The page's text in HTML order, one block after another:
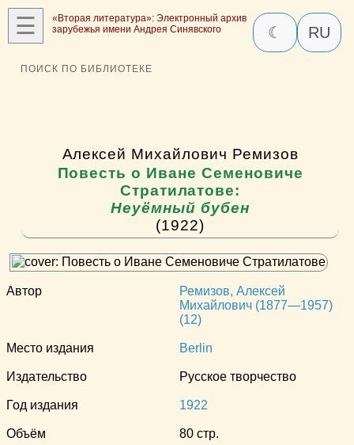
☰
«Вторая литература»: Электронный архив
зарубежья имени Андрея Синявского
☾ RU
ПОИСК ПО БИБЛИОТЕКЕ
Алексей Михайлович Ремизов
Повесть о Иване Семеновиче
Стратилатове:
Неуёмный бубен
(1922)
Автор
Ремизов, Алексей
Михайлович (1877—1957)
(12)
Место издания Berlin
Издательство Русское творчество
Год издания 1922
Объём 80 стр.